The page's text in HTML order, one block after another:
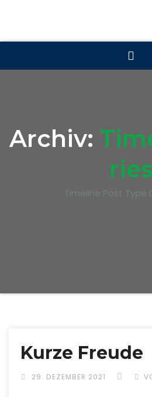
Archiv:
ries
Timeline Post Type
Kurze Freude
29. DEZEMBER 2021